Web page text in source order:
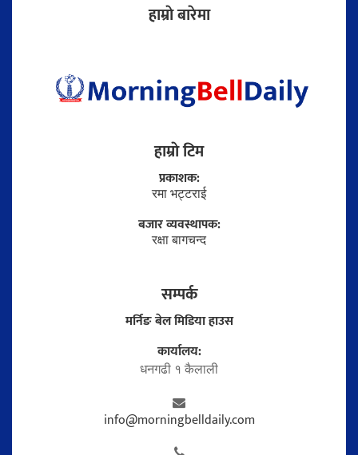
हाम्राे बारेमा
हाम्राे टिम
प्रकाशक:
रमा भट्टराई
बजार व्यवस्थापक:
रक्षा बागचन्द
सम्पर्क
मर्निङ बेल मिडिया हाउस
कार्यालय:
धनगढी १ कैलाली
info@morningbelldaily.com